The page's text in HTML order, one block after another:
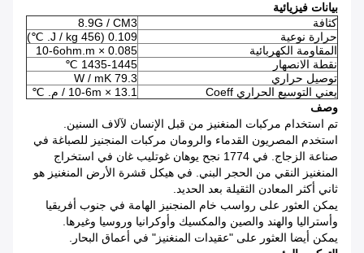
بيانات فيزيائية
كثافة
8.9G / CM3
حرارة نوعية
0.109 (456 J / kg. ℃)
المقاومة الكهربائية
0.085 × 10-6ohm.m
نقطة الانصهار
1435-1445 ℃
توصيل حراري
79.3 W / mK
يعني التوسيع الحراري Coeff
13.1 × 10-6m / م. ℃
وصف
تم استخدام مركبات المنغنيز من قبل الإنسان لآلاف السنين.
استخدم المصريون القدماء والرومان مركبات المنجنيز للصباغة في
صناعة الزجاج.
في 1774 نجح يوهان غوتليب غان في استخراج
المنغنيز النقي من الحجر البني. في هيكل قشرة الأرض المنغنيز هو
ثاني أكثر المعادن الثقيلة بعد الحديد.
يمكن العثور على رواسب خام المنجنيز الهامة في جنوب أفريقيا
وأستراليا والهند والصين والمكسيك وأوكرانيا وروسيا وغيرها.
يمكن أيضا العثور على "عقيدات المنغنيز" في أعماق البحار.